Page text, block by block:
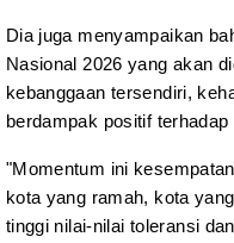
Dia juga menyampaikan
Nasional 2026 yang akan
kebanggaan tersendiri,
berdampak positif
"Momentum ini
kota yang ramah, kota
tinggi nilai-nilai toleransi